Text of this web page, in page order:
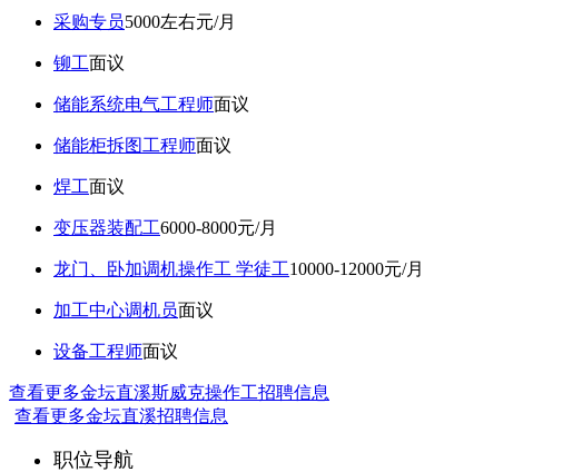
采购专员5000左右元/月
铆工面议
储能系统电气工程师面议
储能柜拆图工程师面议
焊工面议
变压器装配工6000-8000元/月
龙门、卧加调机操作工 学徒工10000-12000元/月
加工中心调机员面议
设备工程师面议
查看更多金坛直溪斯威克操作工招聘信息
查看更多金坛直溪招聘信息
职位导航